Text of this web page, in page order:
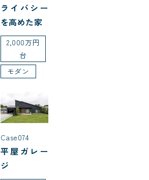
ライバシー
を高めた家
2,000万円
台
モダン
Case074
平屋ガレー
ジ